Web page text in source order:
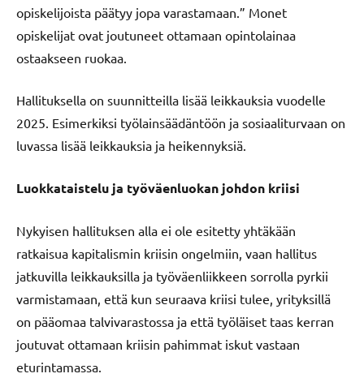
opiskelijoista päätyy jopa varastamaan.” Monet
opiskelijat ovat joutuneet ottamaan opintolainaa
ostaakseen ruokaa.
Hallituksella on suunnitteilla lisää leikkauksia vuodelle
2025. Esimerkiksi työlainsäädäntöön ja sosiaaliturvaan on
luvassa lisää leikkauksia ja heikennyksiä.
Luokkataistelu ja työväenluokan johdon kriisi
Nykyisen hallituksen alla ei ole esitetty yhtäkään
ratkaisua kapitalismin kriisin ongelmiin, vaan hallitus
jatkuvilla leikkauksilla ja työväenliikkeen sorrolla pyrkii
varmistamaan, että kun seuraava kriisi tulee, yrityksillä
on pääomaa talvivarastossa ja että työläiset taas kerran
joutuvat ottamaan kriisin pahimmat iskut vastaan
eturintamassa.